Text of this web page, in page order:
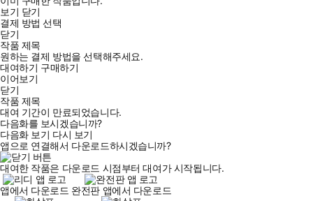
보기 닫기
결제 방법 선택
닫기
작품 제목
원하는 결제 방법을 선택해주세요.
대여하기 구매하기
이어보기
닫기
작품 제목
대여 기간이 만료되었습니다.
다음화를 보시겠습니까?
다음화 보기 다시 보기
앱으로 연결해서 다운로드하시겠습니까?
대여한 작품은 다운로드 시점부터 대여가 시작됩니다.
앱에서 다운로드 완전판 앱에서 다운로드